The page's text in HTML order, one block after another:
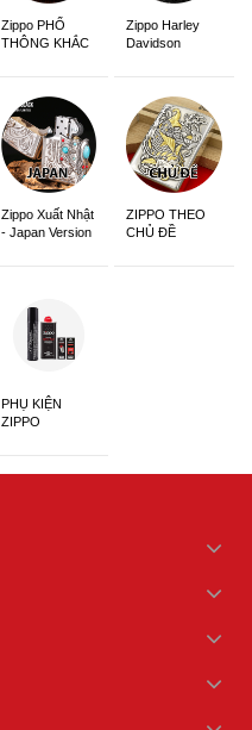
Zippo PHỔ
THÔNG KHẮC
Zippo Harley
Davidson
Zippo Xuất Nhật
- Japan Version
ZIPPO THEO
CHỦ ĐỀ
PHỤ KIỆN
ZIPPO